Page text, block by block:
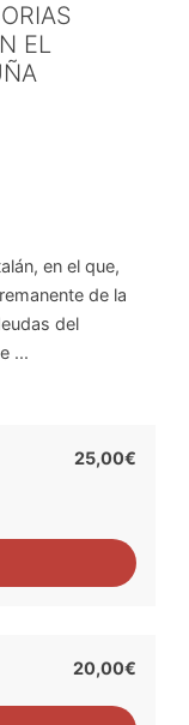
EL
en el que,
de la
del
...
25,00€
20,00€